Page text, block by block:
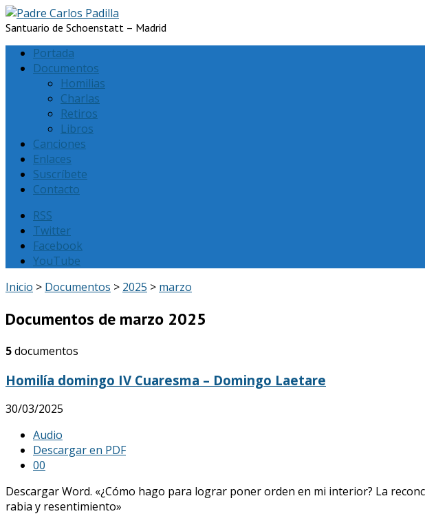
Santuario de Schoenstatt – Madrid
Portada
Documentos
Homilias
Charlas
Retiros
Libros
Canciones
Enlaces
Suscríbete
Contacto
RSS
Twitter
Facebook
YouTube
Inicio > Documentos > 2025 > marzo
Documentos de marzo 2025
5documentos
Homilía domingo IV Cuaresma – Domingo Laetare
30/03/2025
Audio
Descargar en PDF
00
Descargar Word. «¿Cómo hago para lograr poner orden en mi interior? La
rabia y resentimiento»